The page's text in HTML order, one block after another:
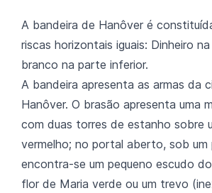
A bandeira de Hanôver é
riscas horizontais iguais: Dinheiro
branco na parte inferior.
A bandeira apresenta as armas da
Hanôver. O brasão apresenta uma
com duas torres de estanho sobre
vermelho; no portal aberto, sob
encontra-se um pequeno escudo
flor de Maria verde ou um trevo